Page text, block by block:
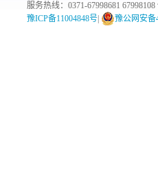
服务热线：0371-67998681
豫ICP备11004848号
豫公网安备